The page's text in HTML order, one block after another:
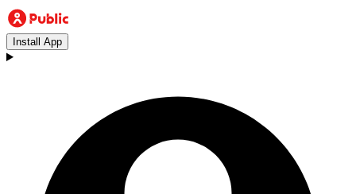
Install App